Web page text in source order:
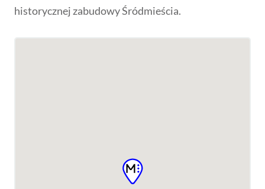
historycznej zabudowy Śródmieścia.